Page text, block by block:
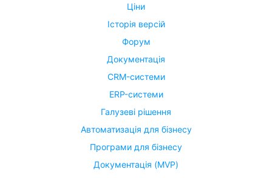
Ціни
Історія версій
Форум
Документація
CRM-системи
ERP-системи
Галузеві рішення
Автоматизація для бізнесу
Програми для бізнесу
Документація (MVP)